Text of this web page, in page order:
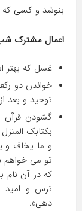
بنوشد و کسی
اعمال مشترک
غسل که بهتر
خواندن دو
توحید و بعد از نماز ۷۰ مرتبه بگوییم
گشودن قرآن
بکتابک
و ما یخاف و
تو می خواهم
که در آن نام
ترس و امید
دهی».